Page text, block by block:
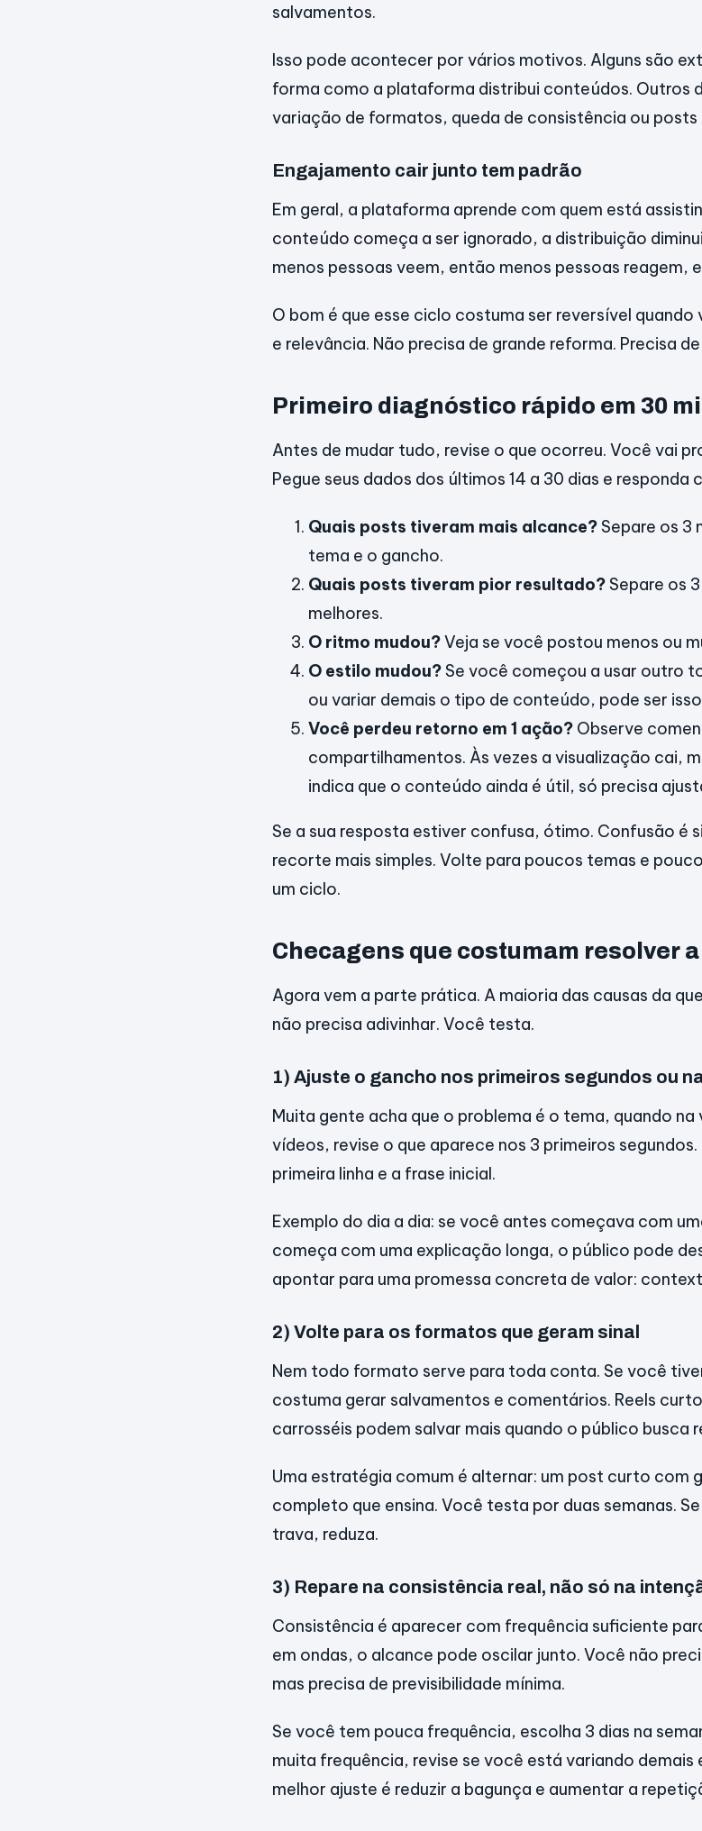
salvamentos.
Isso pode acontecer por vários motivos. Alguns são
forma como a plataforma distribui conteúdos. Outros
variação de formatos, queda de consistência ou posts
Engajamento cair junto tem padrão
Em geral, a plataforma aprende com quem está
conteúdo começa a ser ignorado, a distribuição
menos pessoas veem, então menos pessoas reagem,
O bom é que esse ciclo costuma ser reversível quando
e relevância. Não precisa de grande reforma. Precisa
Primeiro diagnóstico rápido em 30
Antes de mudar tudo, revise o que ocorreu. Você vai
Pegue seus dados dos últimos 14 a 30 dias e responda
Quais posts tiveram mais alcance?Separe os 3
tema e o gancho.
Quais posts tiveram pior resultado?Separe os
melhores.
O ritmo mudou?Veja se você postou menos ou
O estilo mudou?Se você começou a usar outro
ou variar demais o tipo de conteúdo, pode ser
Você perdeu retorno em 1 ação? Observe
compartilhamentos. Às vezes a visualização cai,
indica que o conteúdo ainda é útil, só precisa
Se a sua resposta estiver confusa, ótimo. Confusão é
recorte mais simples. Volte para poucos temas e
um ciclo.
Checagens que costumam resolver
Agora vem a parte prática. A maioria das causas da
não precisa adivinhar. Você testa.
1) Ajuste o gancho nos primeiros segundos ou
Muita gente acha que o problema é o tema, quando na
vídeos, revise o que aparece nos 3 primeiros
primeira linha e a frase inicial.
Exemplo do dia a dia: se você antes começava com
começa com uma explicação longa, o público pode
apontar para uma promessa concreta de valor:
2) Volte para os formatos que geram sinal
Nem todo formato serve para toda conta. Se você
costuma gerar salvamentos e comentários. Reels
carrosséis podem salvar mais quando o público busca
Uma estratégia comum é alternar: um post curto com
completo que ensina. Você testa por duas semanas.
trava, reduza.
3) Repare na consistência real, não só na
Consistência é aparecer com frequência suficiente
em ondas, o alcance pode oscilar junto. Você não
mas precisa de previsibilidade mínima.
Se você tem pouca frequência, escolha 3 dias na
muita frequência, revise se você está variando demais
melhor ajuste é reduzir a bagunça e aumentar a